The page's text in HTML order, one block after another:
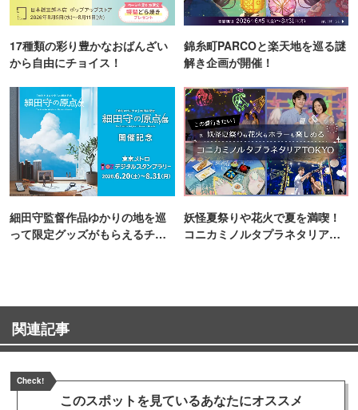
17種類の彩り豊かなおばんざい
から自由にチョイス！
錦糸町PARCOと楽天地を巡る謎
解き企画が開催！
細田守監督作品ゆかりの地を巡
って限定グッズがもらえるチャ
妖怪夏祭りや花火で夏を満喫！
コニカミノルタプラネタリア
関連記事
Check!
このスポットを見ているあなたにオススメ